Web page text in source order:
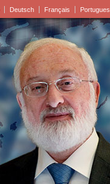
Deutsch Français